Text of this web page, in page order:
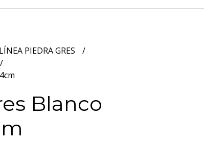
LÍNEA PIEDRA GRES
Blanco